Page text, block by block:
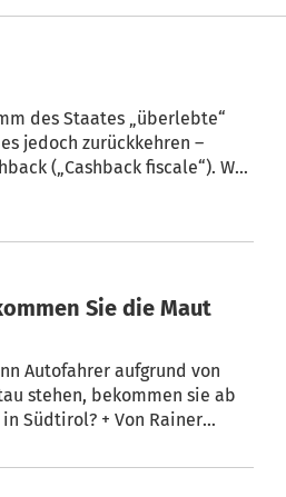
des Staates „überlebte“
jedoch zurückkehren –
(„Cashback fiscale“). Was
Autofahrer aufgrund von
stehen, bekommen sie ab